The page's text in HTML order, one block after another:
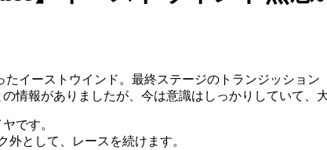
イーストウインド。最終ステージのトランジッショ
情報がありましたが、今は意識はしっかりしていて、
です。
として、レースを続けます。